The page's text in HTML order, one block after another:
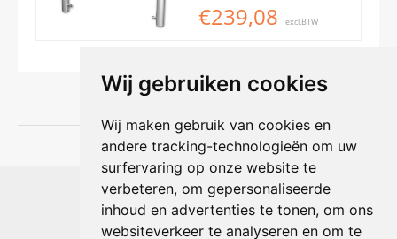
Wij gebruiken cookies
Wij maken gebruik van cookies en
andere tracking-technologieën om uw
surfervaring op onze website te
verbeteren, om gepersonaliseerde
inhoud en advertenties te tonen, om ons
websiteverkeer te analyseren en om te
€239,08 excl.BTW
Shophouse online
Max Planckstraat 4
6716 BE Ede, Nederland